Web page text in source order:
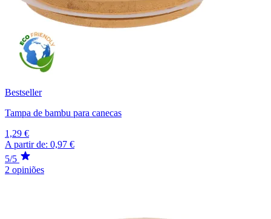
Bestseller
Tampa de bambu para canecas
1,29 €
A partir de: 0,97 €
5/5
2 opiniões